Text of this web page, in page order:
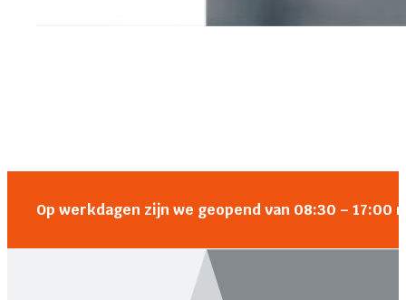
Op werkdagen zijn we geopend van 08:30 –